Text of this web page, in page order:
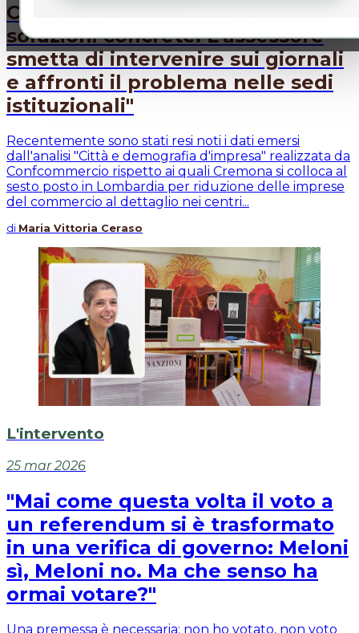
Ceraso: "Sul commercio servono
soluzioni concrete. L'assessore
smetta di intervenire sui giornali
e affronti il problema nelle sedi
istituzionali"
Recentemente sono stati resi noti i dati emersi
dall'analisi "Città e demografia d'impresa" realizzata da
Confcommercio rispetto ai quali Cremona si colloca al
sesto posto in Lombardia per riduzione delle imprese
del commercio al dettaglio nei centri...
di Maria Vittoria Ceraso
L'intervento
25 mar 2026
"Mai come questa volta il voto a
un referendum si è trasformato
in una verifica di governo: Meloni
sì, Meloni no. Ma che senso ha
ormai votare?"
Una premessa è necessaria: non ho votato, non voto